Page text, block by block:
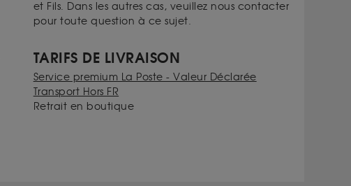
et Fils. Dans les autres cas, veuillez nous contacter
pour toute question à ce sujet.
TARIFS DE LIVRAISON
Service premium La Poste - Valeur Déclarée
Transport Hors FR
Retrait en boutique